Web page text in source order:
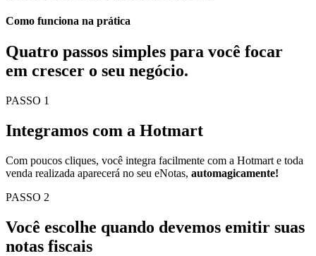
Como funciona na prática
Quatro passos simples para você focar
em crescer o seu negócio.
PASSO 1
Integramos com a Hotmart
Com poucos cliques, você integra facilmente com a Hotmart e toda
venda realizada aparecerá no seu eNotas, automagicamente!
PASSO 2
Você escolhe quando devemos emitir suas
notas fiscais